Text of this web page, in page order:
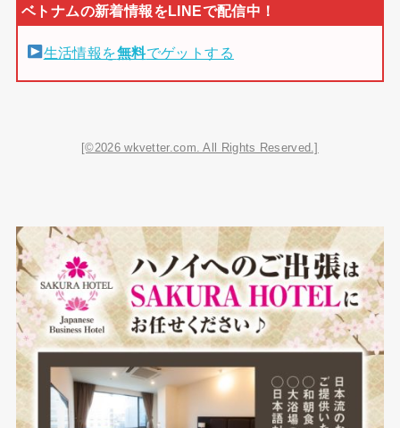
生活情報を無料でゲットする
[©2026 wkvetter.com. All Rights Reserved.]